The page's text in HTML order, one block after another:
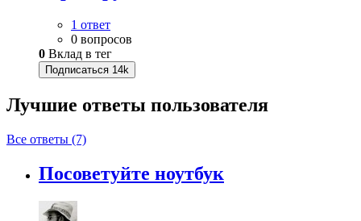
1 ответ
0 вопросов
0 Вклад в тег
Подписаться 14k
Лучшие ответы пользователя
Все ответы (7)
Посоветуйте ноутбук